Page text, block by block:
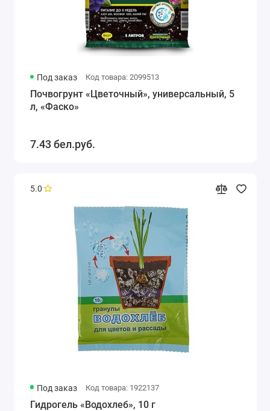
Под заказ Код товара: 2099513
Почвогрунт «Цветочный», универсальный, 5
л, «Фаско»
7.43 бел.руб.
5.0
Под заказ Код товара: 1922137
Гидрогель «Водохлеб», 10 г